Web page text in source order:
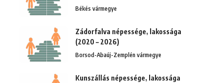
Békés vármegye
Zádorfalva népessége, lakossága
(2020 – 2026)
Borsod-Abaúj-Zemplén vármegye
Kunszállás népessége, lakossága